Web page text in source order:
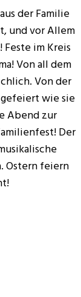
der Familie
und vor Allem
Feste im Kreis
Von all dem
Von der
wie sie
Abend zur
Der
Ostern feiern